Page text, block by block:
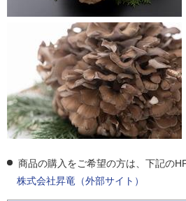
商品の購入をご希望の方は、下記の
株式会社昇竜（外部サイト）